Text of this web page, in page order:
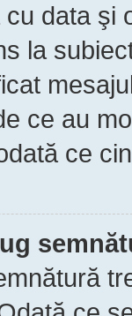
data şi
la
ce au
ce